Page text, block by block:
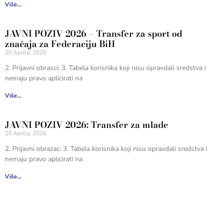
Više...
JAVNI POZIV 2026 – Transfer za sport od
značaja za Federaciju BiH
20 Aprila, 2026
2. Prijavni obrasci: 3. Tabela korisnika koji nisu opravdali sredstva i
nemaju pravo aplicirati na
Više...
JAVNI POZIV 2026: Transfer za mlade
20 Aprila, 2026
2. Prijavni obrazac: 3. Tabela korisnika koji nisu opravdali sredstva i
nemaju pravo aplicirati na
Više...